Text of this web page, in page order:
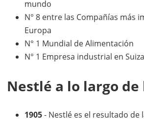
mundo
N° 8 entre las Compañías más
Europa
N° 1 Mundial de Alimentación
N° 1 Empresa industrial en Suiza
Nestlé a lo largo
1905- Nestlé es el resultado de